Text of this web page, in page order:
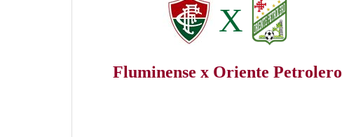
X
Fluminense x Oriente Petrolero